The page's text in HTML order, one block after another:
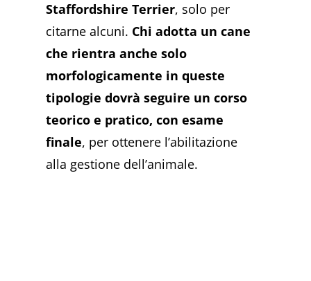
Staffordshire Terrier, solo per
citarne alcuni. Chi adotta un cane
che rientra anche solo
morfologicamente in queste
tipologie dovrà seguire un corso
teorico e pratico, con esame
finale, per ottenere l’abilitazione
alla gestione dell’animale.